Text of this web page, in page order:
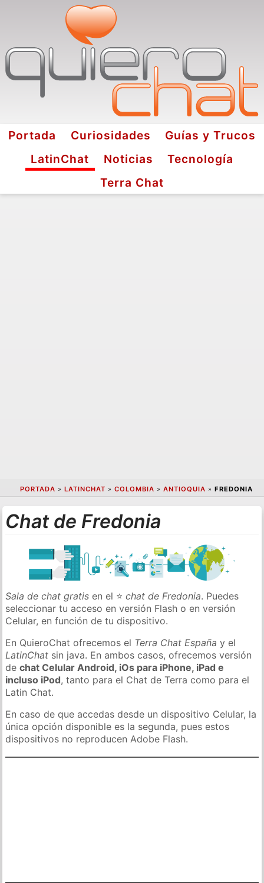
Portada Curiosidades
Guías y Trucos
LatinChat
Noticias
Tecnología
Terra Chat
PORTADA » LATINCHAT » COLOMBIA » ANTIOQUIA » FREDONIA
Chat de Fredonia
Sala de chat gratis en el ⭐chat de Fredonia. Puedes
seleccionar tu acceso en versión Flash o en versión
Celular, en función de tu dispositivo.
En QuieroChat ofrecemos el Terra Chat España y el
LatinChat sin java. En ambos casos, ofrecemos versión
dechat Celular Android, iOs para iPhone, iPad e
incluso iPod, tanto para el Chat de Terra como para el
Latin Chat.
En caso de que accedas desde un dispositivo Celular, la
única opción disponible es la segunda, pues estos
dispositivos no reproducen Adobe Flash.